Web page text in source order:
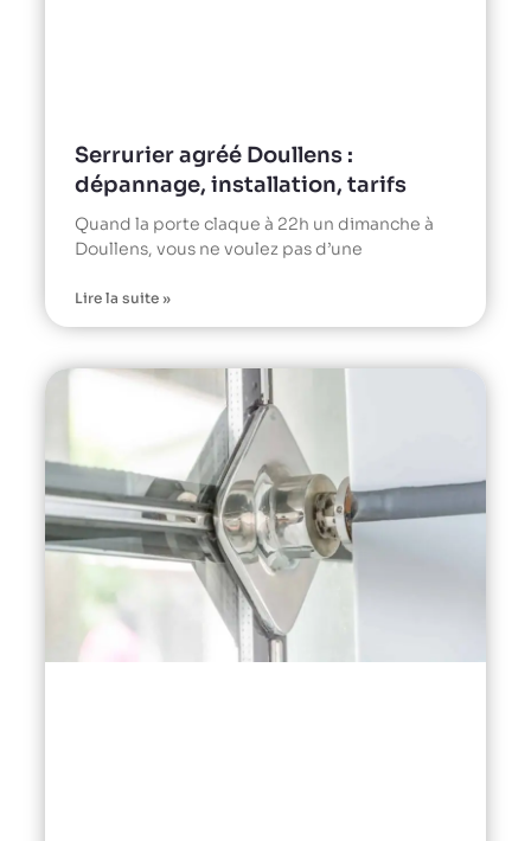
Serrurier agréé Doullens :
dépannage, installation, tarifs
Quand la porte claque à 22h un dimanche à
Doullens, vous ne voulez pas d’une
Lire la suite »